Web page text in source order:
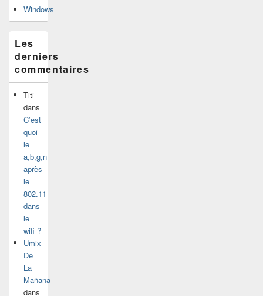
Windows
Les
derniers
commentaires
Titi
dans
C’est
quoi
le
a,b,g,n
après
le
802.11
dans
le
wifi ?
Umix
De
La
Mañana
dans